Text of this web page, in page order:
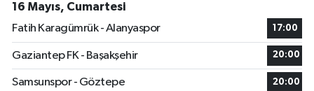
16 Mayıs, Cumartesi
Fatih Karagümrük - Alanyaspor
17:00
Gaziantep FK - Başakşehir 20:00
Samsunspor - Göztepe 20:00